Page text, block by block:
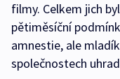
filmy. Celkem jich
pětiměsíční
amnestie, ale
společnostech